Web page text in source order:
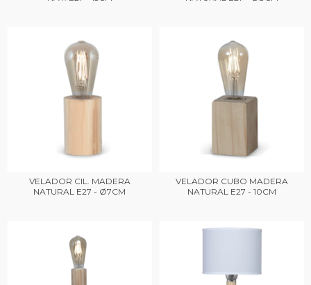
VELADOR CIL. MADERA
NATURAL E27 - Ø7CM
VELADOR CUBO MADERA
NATURAL E27 - 10CM